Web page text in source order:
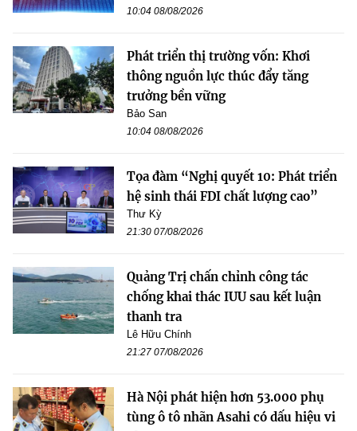
10:04 08/08/2026
Phát triển thị trường vốn: Khơi
thông nguồn lực thúc đẩy tăng
trưởng bền vững
Bảo San
10:04 08/08/2026
Tọa đàm “Nghị quyết 10: Phát triển
hệ sinh thái FDI chất lượng cao”
Thư Kỳ
21:30 07/08/2026
Quảng Trị chấn chỉnh công tác
chống khai thác IUU sau kết luận
thanh tra
Lê Hữu Chính
21:27 07/08/2026
Hà Nội phát hiện hơn 53.000 phụ
tùng ô tô nhãn Asahi có dấu hiệu vi